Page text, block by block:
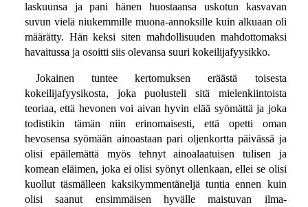
laskuunsa ja pani hänen huostaansa uskotun kasvavan
suvun vielä niukemmille muona-annoksille kuin alkuaan oli
määrätty. Hän keksi siten mahdollisuuden mahdottomaksi
havaitussa ja osoitti siis olevansa suuri kokeilijafyysikko.
Jokainen tuntee kertomuksen eräästä toisesta
kokeilijafyysikosta, joka puolusteli sitä mielenkiintoista
teoriaa, että hevonen voi aivan hyvin elää syömättä ja joka
todistikin tämän niin erinomaisesti, että opetti oman
hevosensa syömään ainoastaan pari oljenkortta päivässä ja
olisi epäilemättä myös tehnyt ainoalaatuisen tulisen ja
komean eläimen, joka ei olisi syönyt ollenkaan, ellei se olisi
kuollut täsmälleen kaksikymmentäneljä tuntia ennen kuin
olisi saanut ensimmäisen hyvälle maistuvan ilma-